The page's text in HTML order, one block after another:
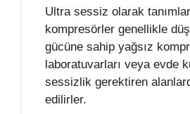
Ultra sessiz olarak
kompresörler genellikle
gücüne sahip yağsız
laboratuvarları veya evde
sessizlik gerektiren
edilirler.